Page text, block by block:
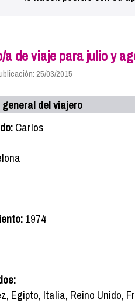
a de viaje para julio y
25/03/2015
del viajero
Carlos
1974
Egipto, Italia, Reino Unido,